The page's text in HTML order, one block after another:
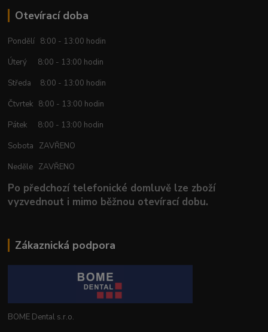
Otevírací doba
Pondělí 8:00 - 13:00 hodin
Úterý 8:00 - 13:00 hodin
Středa 8:00 - 13:00 hodin
Čtvrtek 8:00 - 13:00 hodin
Pátek 8:00 - 13:00 hodin
Sobota ZAVŘENO
Neděle ZAVŘENO
Po předchozí telefonické domluvě lze zboží
vyzvednout i mimo běžnou otevírací dobu.
Zákaznická podpora
BOME Dental s.r.o.